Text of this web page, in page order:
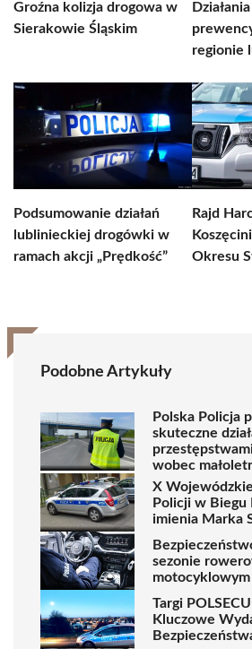
Groźna kolizja drogowa w
Sierakowie Śląskim
regionie
Podsumowanie działań
lublinieckiej drogówki w
ramach akcji „Prędkość”
Rajd
Okresu
Podobne Artykuły
Polska Policja
skuteczne
wobec
X
Policji w Biegu
imienia Marka
sezonie
motocyklowym
Targi
Kluczowe